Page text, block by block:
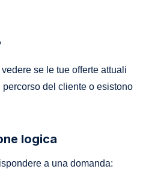
se le tue offerte attuali
del cliente o esistono
logica
a una domanda: